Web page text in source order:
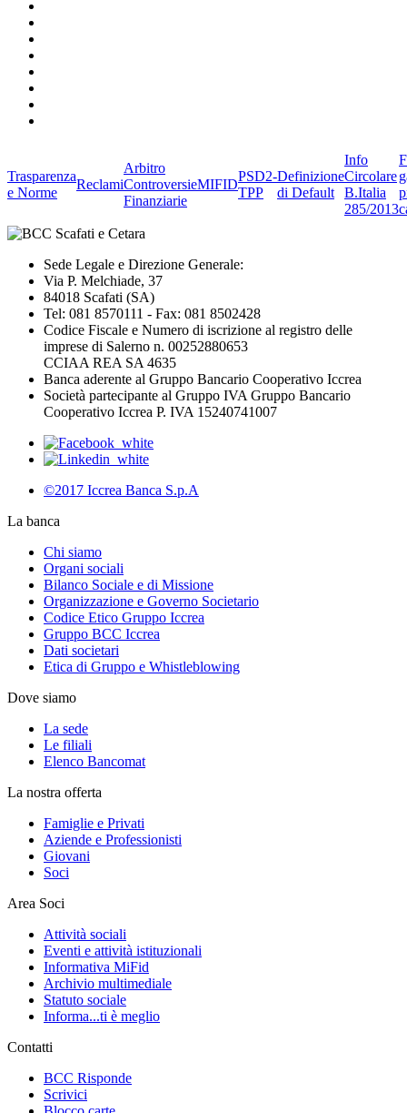
Trasparenza
e Norme
Reclami
Arbitro
Controversie
Finanziarie
MIFID
PSD2-
TPP
Definizione
di Default
Info
Circolare
B.Italia
285/2013
Sede Legale e Direzione Generale:
Via P. Melchiade, 37
84018 Scafati (SA)
Tel: 081 8570111 - Fax: 081 8502428
Codice Fiscale e Numero di iscrizione al registro delle
imprese di Salerno n. 00252880653
CCIAA REA SA 4635
Banca aderente al Gruppo Bancario Cooperativo Iccrea
Società partecipante al Gruppo IVA Gruppo Bancario
Cooperativo Iccrea P. IVA 15240741007
©2017 Iccrea Banca S.p.A
La banca
Chi siamo
Organi sociali
Bilanco Sociale e di Missione
Organizzazione e Governo Societario
Codice Etico Gruppo Iccrea
Gruppo BCC Iccrea
Dati societari
Etica di Gruppo e Whistleblowing
Dove siamo
La sede
Le filiali
Elenco Bancomat
La nostra offerta
Famiglie e Privati
Aziende e Professionisti
Giovani
Soci
Area Soci
Attività sociali
Eventi e attività istituzionali
Informativa MiFid
Archivio multimediale
Statuto sociale
Informa...ti è meglio
Contatti
BCC Risponde
Scrivici